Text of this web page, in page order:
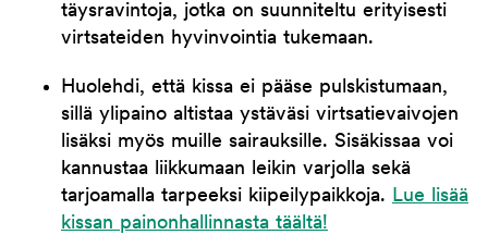
täysravintoja, jotka on suunniteltu erityisesti
virtsateiden hyvinvointia tukemaan.
Huolehdi, että kissa ei pääse pulskistumaan,
sillä ylipaino altistaa ystäväsi virtsatievaivojen
lisäksi myös muille sairauksille. Sisäkissaa voi
kannustaa liikkumaan leikin varjolla sekä
tarjoamalla tarpeeksi kiipeilypaikkoja. Lue lisää
kissan painonhallinnasta täältä!